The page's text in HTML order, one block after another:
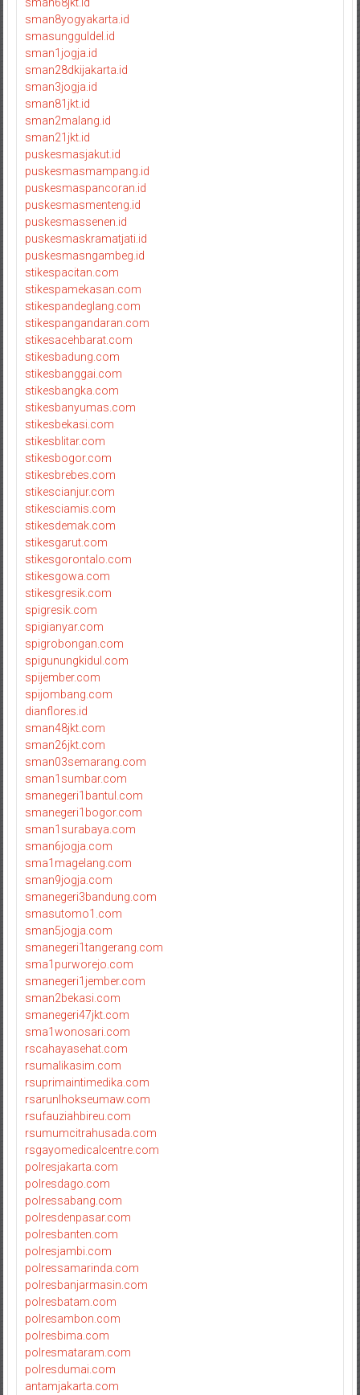
sman8yogyakarta.id
smasungguldel.id
sman1jogja.id
sman28dkijakarta.id
sman3jogja.id
sman81jkt.id
sman2malang.id
sman21jkt.id
puskesmasjakut.id
puskesmasmampang.id
puskesmaspancoran.id
puskesmasmenteng.id
puskesmassenen.id
puskesmaskramatjati.id
puskesmasngambeg.id
stikespacitan.com
stikespamekasan.com
stikespandeglang.com
stikespangandaran.com
stikesacehbarat.com
stikesbadung.com
stikesbanggai.com
stikesbangka.com
stikesbanyumas.com
stikesbekasi.com
stikesblitar.com
stikesbogor.com
stikesbrebes.com
stikescianjur.com
stikesciamis.com
stikesdemak.com
stikesgarut.com
stikesgorontalo.com
stikesgowa.com
stikesgresik.com
spigresik.com
spigianyar.com
spigrobongan.com
spigunungkidul.com
spijember.com
spijombang.com
dianflores.id
sman48jkt.com
sman26jkt.com
sman03semarang.com
sman1sumbar.com
smanegeri1bantul.com
smanegeri1bogor.com
sman1surabaya.com
sman6jogja.com
sma1magelang.com
sman9jogja.com
smanegeri3bandung.com
smasutomo1.com
sman5jogja.com
smanegeri1tangerang.com
sma1purworejo.com
smanegeri1jember.com
sman2bekasi.com
smanegeri47jkt.com
sma1wonosari.com
rscahayasehat.com
rsumalikasim.com
rsuprimaintimedika.com
rsarunlhokseumaw.com
rsufauziahbireu.com
rsumumcitrahusada.com
rsgayomedicalcentre.com
polresjakarta.com
polresdago.com
polressabang.com
polresdenpasar.com
polresbanten.com
polresjambi.com
polressamarinda.com
polresbanjarmasin.com
polresbatam.com
polresambon.com
polresbima.com
polresmataram.com
polresdumai.com
antamjakarta.com